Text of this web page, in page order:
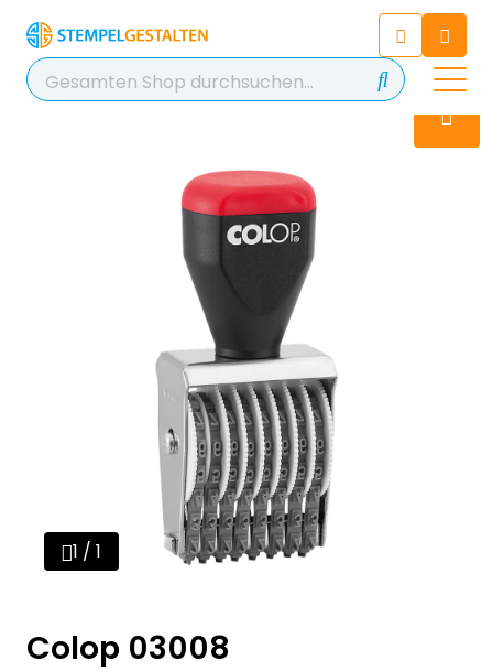
Chatten Sie 24/7 mit unserem
hilfreichen Chatbot
Kontakt
+49 2038 0480 403
1 / 1
Colop 03008